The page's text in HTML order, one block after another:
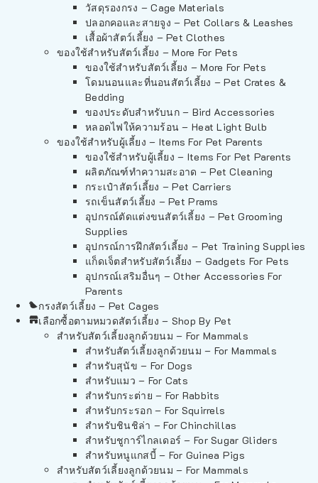
วัสดุรองกรง – Cage Materials
ปลอกคอและสายจูง – Pet Collars & Leashes
เสื้อผ้าสัตว์เลี้ยง – Pet Clothes
ของใช้สำหรับสัตว์เลี้ยง – More For Pets
ของใช้สำหรับสัตว์เลี้ยง – More For Pets
โดมนอนและที่นอนสัตว์เลี้ยง – Pet Crates &
Bedding
ของประดับสำหรับนก – Bird Accessories
หลอดไฟให้ความร้อน – Heat Light Bulb
ของใช้สำหรับผู้เลี้ยง – Items For Pet Parents
ของใช้สำหรับผู้เลี้ยง – Items For Pet Parents
ผลิตภัณฑ์ทำความสะอาด – Pet Cleaning
กระเป๋าสัตว์เลี้ยง – Pet Carriers
รถเข็นสัตว์เลี้ยง – Pet Prams
อุปกรณ์ตัดแต่งขนสัตว์เลี้ยง – Pet Grooming
Supplies
อุปกรณ์การฝึกสัตว์เลี้ยง – Pet Training Supplies
แก็ดเจ็ตสำหรับสัตว์เลี้ยง – Gadgets For Pets
อุปกรณ์เสริมอื่นๆ – Other Accessories For
Parents
กรงสัตว์เลี้ยง – Pet Cages
เลือกซื้อตามหมวดสัตว์เลี้ยง – Shop By Pet
สำหรับสัตว์เลี้ยงลูกด้วยนม – For Mammals
สำหรับสัตว์เลี้ยงลูกด้วยนม – For Mammals
สำหรับสุนัข – For Dogs
สำหรับแมว – For Cats
สำหรับกระต่าย – For Rabbits
สำหรับกระรอก – For Squirrels
สำหรับชินชิล่า – For Chinchillas
สำหรับชูการ์ไกลเดอร์ – For Sugar Gliders
สำหรับหนูแกสบี้ – For Guinea Pigs
สำหรับสัตว์เลี้ยงลูกด้วยนม – For Mammals